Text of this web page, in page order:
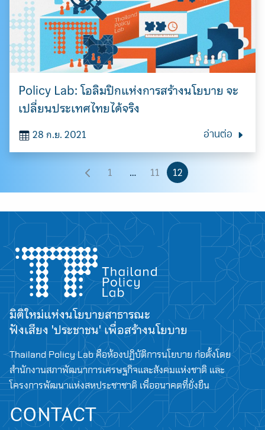
Policy Lab: โอลิมปิกแห่งการสร้างนโยบาย จะ
เปลี่ยนประเทศไทยได้จริง
28 ก.ย. 2021 อ่านต่อ
1 … 11 12
มิติใหม่แห่งนโยบายสาธารณะ
ฟังเสียง 'ประชาชน' เพื่อสร้างนโยบาย
Thailand Policy Lab คือห้องปฏิบัติการนโยบาย ก่อตั้งโดย
สำนักงานสภาพัฒนาการเศรษฐกิจและสังคมแห่งชาติ และ
โครงการพัฒนาแห่งสหประชาชาติ เพื่ออนาคตที่ยั่งยืน
CONTACT